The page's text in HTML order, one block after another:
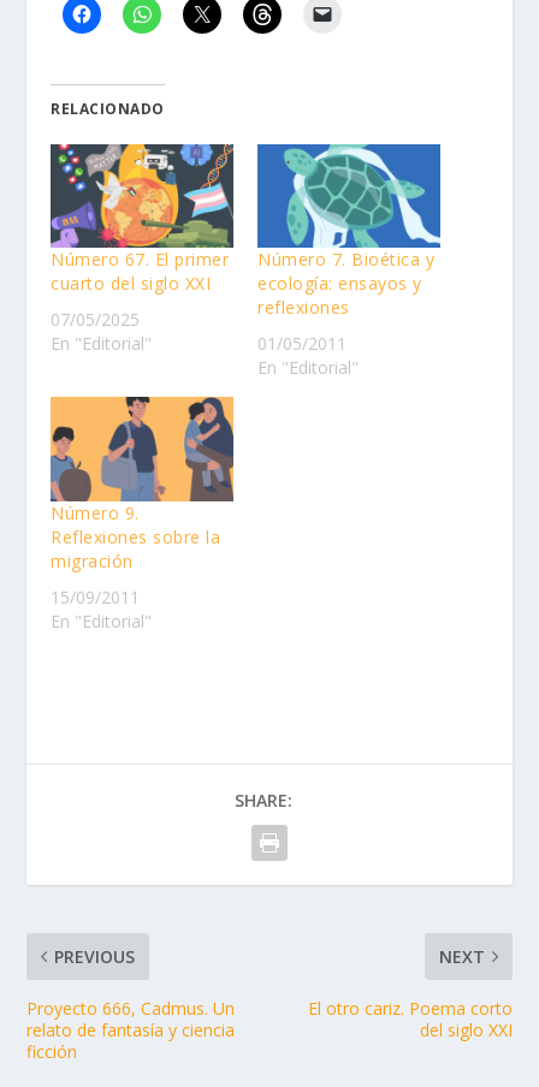
RELACIONADO
Número 67. El primer
cuarto del siglo XXI
07/05/2025
En "Editorial"
Número 7. Bioética y
ecología: ensayos y
reflexiones
01/05/2011
En "Editorial"
Número 9.
Reflexiones sobre la
migración
15/09/2011
En "Editorial"
SHARE:
PREVIOUS
Proyecto 666, Cadmus. Un
relato de fantasía y ciencia
ficción
NEXT
El otro cariz. Poema corto
del siglo XXI